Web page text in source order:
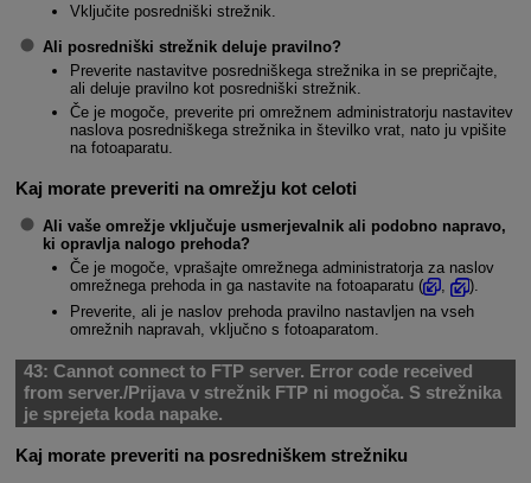
Vključite posredniški strežnik.
Ali posredniški strežnik deluje pravilno?
Preverite nastavitve posredniškega strežnika in se prepričajte,
ali deluje pravilno kot posredniški strežnik.
Če je mogoče, preverite pri omrežnem administratorju nastavitev
naslova posredniškega strežnika in številko vrat, nato ju vpišite
na fotoaparatu.
Kaj morate preveriti na omrežju kot celoti
Ali vaše omrežje vključuje usmerjevalnik ali podobno napravo,
ki opravlja nalogo prehoda?
Če je mogoče, vprašajte omrežnega administratorja za naslov
omrežnega prehoda in ga nastavite na fotoaparatu (
,
).
Preverite, ali je naslov prehoda pravilno nastavljen na vseh
omrežnih napravah, vključno s fotoaparatom.
43:Cannot connect to FTP server. Error code received
from server./Prijava v strežnik FTP ni mogoča. S strežnika
je sprejeta koda napake.
Kaj morate preveriti na posredniškem strežniku